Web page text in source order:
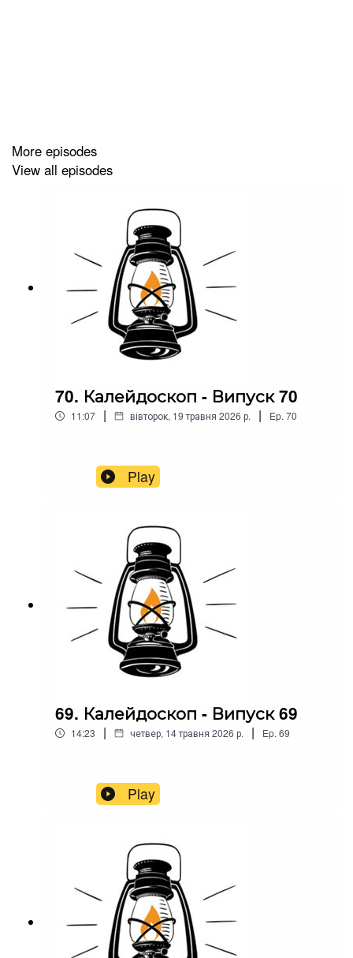
More episodes
View all episodes
70. Калейдоскоп - Випуск 70
11:07 | вівторок, 19 травня 2026 р. | Ep. 70
Play
69. Калейдоскоп - Випуск 69
14:23 | четвер, 14 травня 2026 р. | Ep. 69
Play